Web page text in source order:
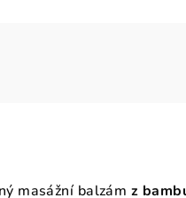
masážní balzám z